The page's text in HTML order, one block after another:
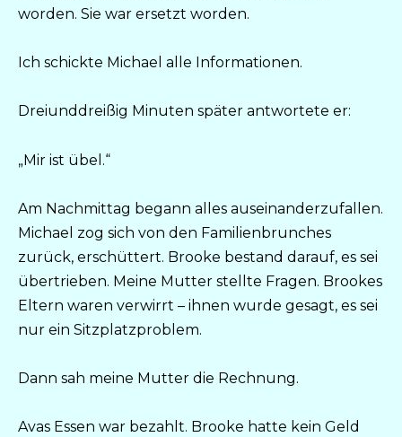
worden. Sie war ersetzt worden.
Ich schickte Michael alle Informationen.
Dreiunddreißig Minuten später antwortete er:
„Mir ist übel.“
Am Nachmittag begann alles auseinanderzufallen.
Michael zog sich von den Familienbrunches
zurück, erschüttert. Brooke bestand darauf, es sei
übertrieben. Meine Mutter stellte Fragen. Brookes
Eltern waren verwirrt – ihnen wurde gesagt, es sei
nur ein Sitzplatzproblem.
Dann sah meine Mutter die Rechnung.
Avas Essen war bezahlt. Brooke hatte kein Geld